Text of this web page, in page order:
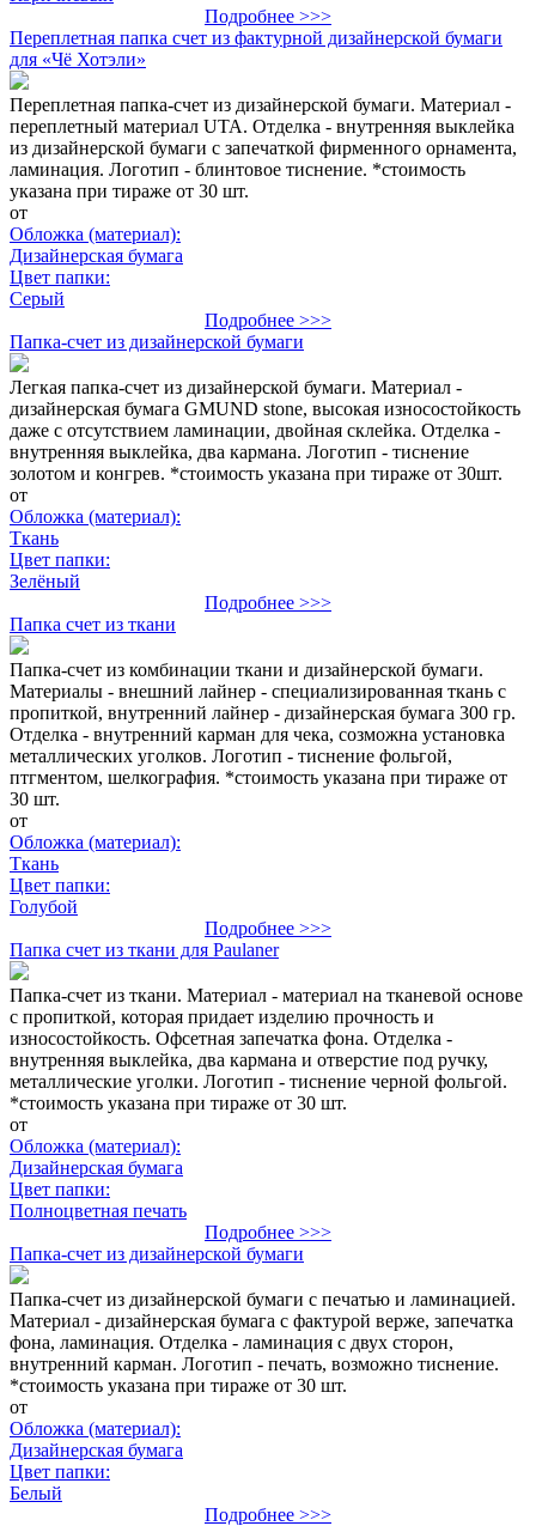
Подробнее >>>
Переплетная папка счет из фактурной дизайнерской бумаги
для «Чё Хотэли»
Переплетная папка-счет из дизайнерской бумаги. Материал -
переплетный материал UTA. Отделка - внутренняя выклейка
из дизайнерской бумаги с запечаткой фирменного орнамента,
ламинация. Логотип - блинтовое тиснение. *стоимость
указана при тираже от 30 шт.
от
Обложка (материал):
Дизайнерская бумага
Цвет папки:
Серый
Подробнее >>>
Папка-счет из дизайнерской бумаги
Легкая папка-счет из дизайнерской бумаги. Материал -
дизайнерская бумага GMUND stone, высокая износостойкость
даже с отсутствием ламинации, двойная склейка. Отделка -
внутренняя выклейка, два кармана. Логотип - тиснение
золотом и конгрев. *стоимость указана при тираже от 30шт.
от
Обложка (материал):
Ткань
Цвет папки:
Зелёный
Подробнее >>>
Папка счет из ткани
Папка-счет из комбинации ткани и дизайнерской бумаги.
Материалы - внешний лайнер - специализированная ткань с
пропиткой, внутренний лайнер - дизайнерская бумага 300 гр.
Отделка - внутренний карман для чека, созможна установка
металлических уголков. Логотип - тиснение фольгой,
птгментом, шелкография. *стоимость указана при тираже от
30 шт.
от
Обложка (материал):
Ткань
Цвет папки:
Голубой
Подробнее >>>
Папка счет из ткани для Paulaner
Папка-счет из ткани. Материал - материал на тканевой основе
с пропиткой, которая придает изделию прочность и
износостойкость. Офсетная запечатка фона. Отделка -
внутренняя выклейка, два кармана и отверстие под ручку,
металлические уголки. Логотип - тиснение черной фольгой.
*стоимость указана при тираже от 30 шт.
от
Обложка (материал):
Дизайнерская бумага
Цвет папки:
Полноцветная печать
Подробнее >>>
Папка-счет из дизайнерской бумаги
Папка-счет из дизайнерской бумаги с печатью и ламинацией.
Материал - дизайнерская бумага с фактурой верже, запечатка
фона, ламинация. Отделка - ламинация с двух сторон,
внутренний карман. Логотип - печать, возможно тиснение.
*стоимость указана при тираже от 30 шт.
от
Обложка (материал):
Дизайнерская бумага
Цвет папки:
Белый
Подробнее >>>